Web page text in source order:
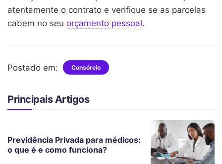
atentamente o contrato e verifique se as parcelas
cabem no seu orçamento pessoal.
Postado em: Consórcio
Principais Artigos
Previdência Privada para médicos:
o que é e como funciona?